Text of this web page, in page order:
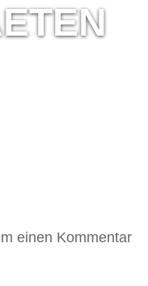
einen Kommentar